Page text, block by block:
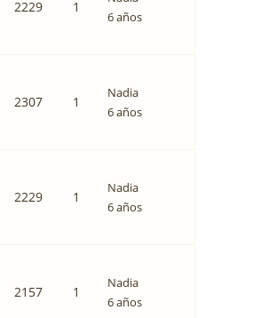
2229 1
6 años
2307 1
Nadia
6 años
2229 1
Nadia
6 años
2157 1
Nadia
6 años